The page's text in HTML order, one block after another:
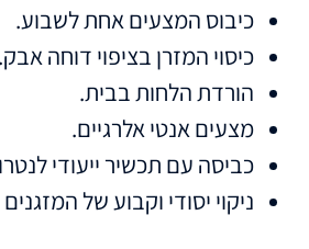
כיבוס המצעים אחת לשבוע.
כיסוי המזרן בציפוי דוחה אבק.
הורדת הלחות בבית.
מצעים אנטי אלרגיים.
כביסה עם תכשיר ייעודי
ניקוי יסודי וקבוע של